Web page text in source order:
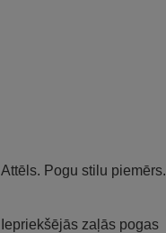
Attēls. Pogu stilu piemērs.
Iepriekšējās zaļās pogas